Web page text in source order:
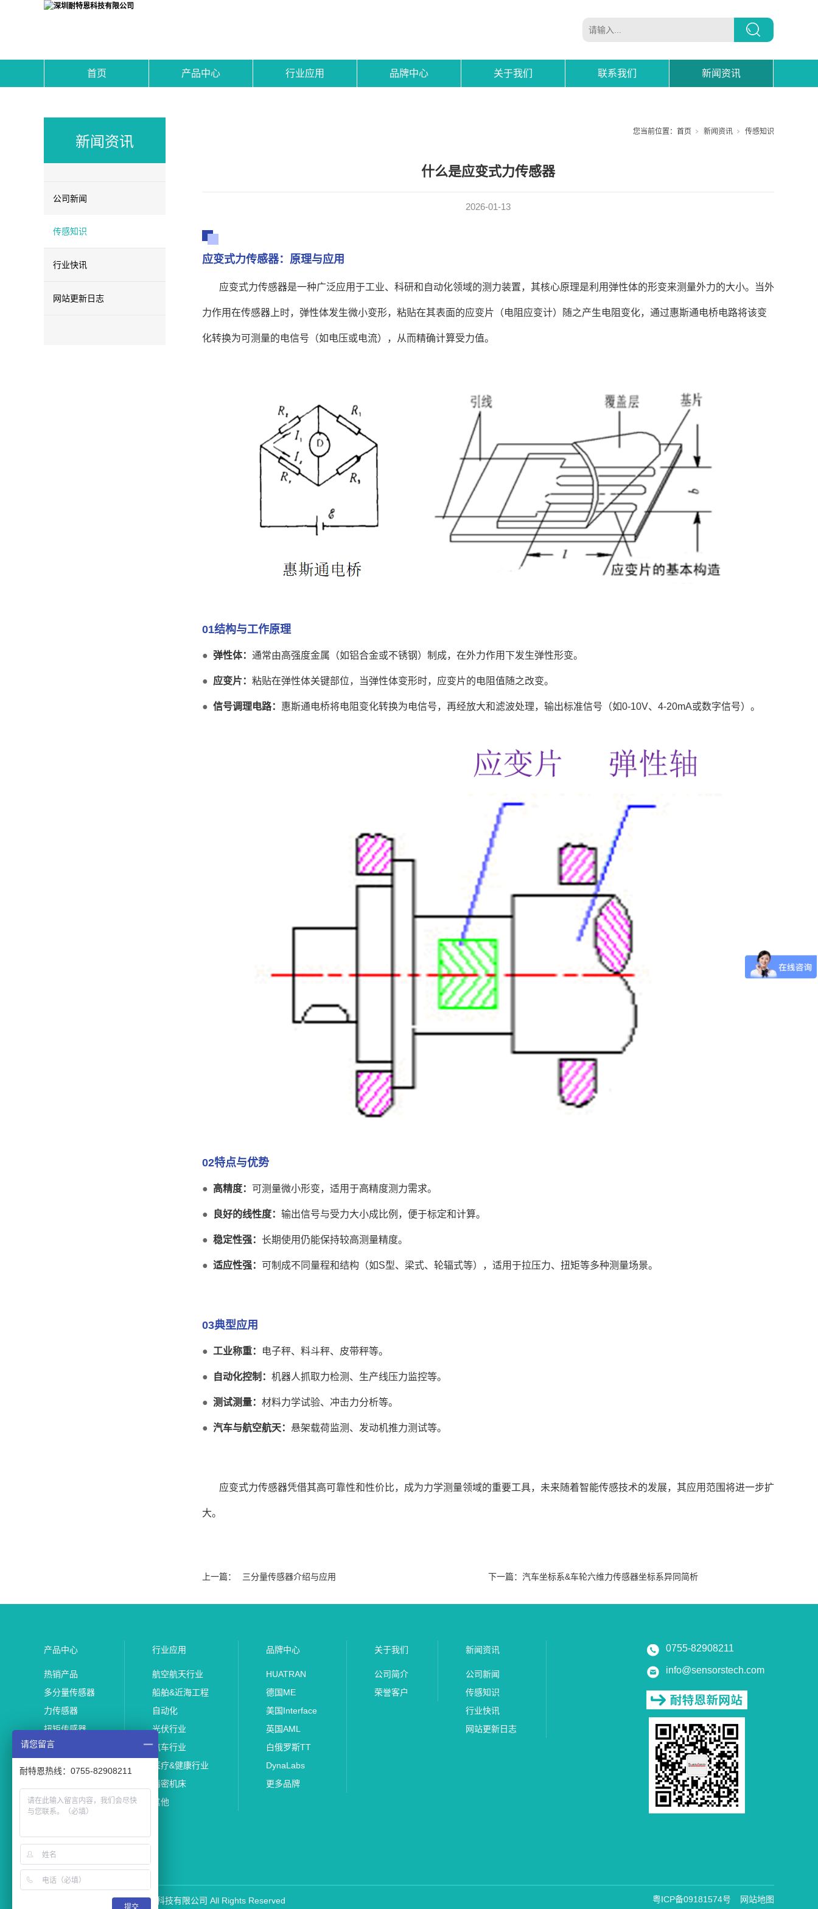
首页 产品中心 行业应用 品牌中心 关于我们 联系我们 新闻资讯
新闻资讯
公司新闻
传感知识
行业快讯
网站更新日志
您当前位置： 首页 新闻资讯 传感知识
什么是应变式力传感器
2026-01-13
应变式力传感器：原理与应用
应变式力传感器是一种广泛应用于工业、科研和自动化领域的测力装置，其核心原理是利用弹性体的形变来测量外力的大小。当外
力作用在传感器上时，弹性体发生微小变形，粘贴在其表面的应变片（电阻应变计）随之产生电阻变化，通过惠斯通电桥电路将该变
化转换为可测量的电信号（如电压或电流），从而精确计算受力值。
01结构与工作原理
● 弹性体： 通常由高强度金属（如铝合金或不锈钢）制成，在外力作用下发生弹性形变。
● 应变片： 粘贴在弹性体关键部位，当弹性体变形时，应变片的电阻值随之改变。
● 信号调理电路： 惠斯通电桥将电阻变化转换为电信号，再经放大和滤波处理，输出标准信号（如0-10V、4-20mA或数字信号）。
02特点与优势
● 高精度： 可测量微小形变，适用于高精度测力需求。
● 良好的线性度： 输出信号与受力大小成比例，便于标定和计算。
● 稳定性强： 长期使用仍能保持较高测量精度。
● 适应性强： 可制成不同量程和结构（如S型、梁式、轮辐式等），适用于拉压力、扭矩等多种测量场景。
03典型应用
● 工业称重： 电子秤、料斗秤、皮带秤等。
● 自动化控制： 机器人抓取力检测、生产线压力监控等。
● 测试测量： 材料力学试验、冲击力分析等。
● 汽车与航空航天： 悬架载荷监测、发动机推力测试等。
应变式力传感器凭借其高可靠性和性价比，成为力学测量领域的重要工具，未来随着智能传感技术的发展，其应用范围将进一步扩
大。
上一篇： 三分量传感器介绍与应用 下一篇： 汽车坐标系&车轮六维力传感器坐标系异同简析
产品中心
热销产品
多分量传感器
力传感器
扭矩传感器
位移传感器
加速度传感器
测力平台
其他传感器
行业应用
航空航天行业
船舶&近海工程
自动化
光伏行业
汽车行业
医疗&健康行业
精密机床
其他
品牌中心
HUATRAN
德国ME
美国Interface
英国AML
白俄罗斯TT
DynaLabs
更多品牌
关于我们
公司简介
荣誉客户
新闻资讯
公司新闻
传感知识
行业快讯
网站更新日志
0755-82908211
info@sensorstech.com
Copyright © 2022 深圳耐特恩科技有限公司 All Rights Reserved 网站地图
粤ICP备09181574号
请您留言
耐特恩热线：0755-82908211
提交